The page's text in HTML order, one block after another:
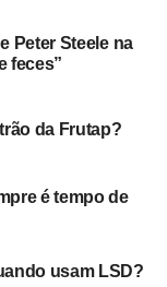
Peter Steele na
feces”
da Frutap?
é tempo de
usam LSD?